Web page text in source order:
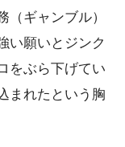
（ギャンブル）
い願いとジンク
をぶら下げてい
まれたという胸